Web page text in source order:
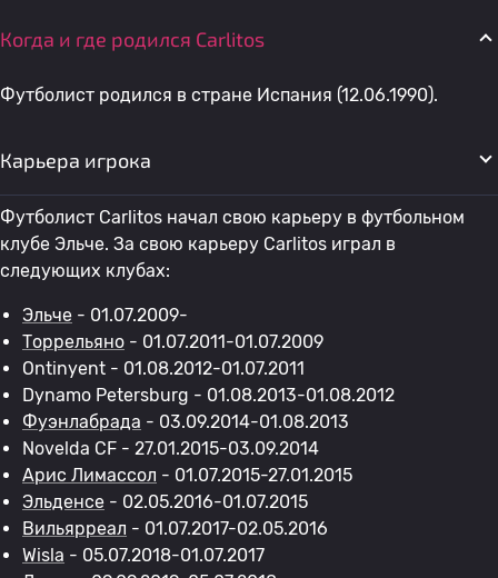
Когда и где родился Carlitos
Футболист родился в стране Испания (12.06.1990).
Карьера игрока
Футболист Carlitos начал свою карьеру в футбольном
клубе Эльче. За свою карьеру Carlitos играл в
следующих клубах:
Эльче - 01.07.2009-
Торрельяно - 01.07.2011-01.07.2009
Ontinyent - 01.08.2012-01.07.2011
Dynamo Petersburg - 01.08.2013-01.08.2012
Фуэнлабрада - 03.09.2014-01.08.2013
Novelda CF - 27.01.2015-03.09.2014
Арис Лимассол - 01.07.2015-27.01.2015
Эльденсе - 02.05.2016-01.07.2015
Вильярреал - 01.07.2017-02.05.2016
Wisla - 05.07.2018-01.07.2017